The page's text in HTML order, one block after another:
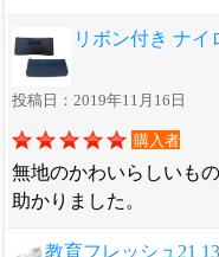
リボン付き ナイ
投稿日：2019年11月16日
購入者
無地のかわいらしいも
助かりました。
教育フレッシュ21